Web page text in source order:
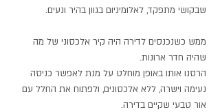
שבקושי מתפקד, לאלומיניום בגוון בהיר ונעים.
ממש כשנכנסים לדירה היה קיר אלכסוני של מה
שהיה חדר ארונות.
הרסנו אותו באופן מוחלט על מנת לאפשר כניסה
נעימה וישרה, ללא אלכסונים, ולפתוח את החלל עם
אור טבעי שקיים בדירה.